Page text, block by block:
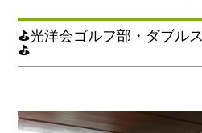
アクセス
スギ花粉治療 禁
レクリエーション 食
スタッフブログ
光洋会グループ
個人情報保護方針
採用情
⛳光洋会ゴルフ部・ダブル
⛳